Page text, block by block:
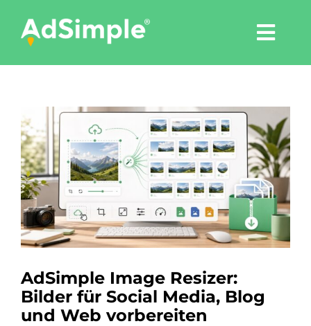
content
Tools
Pressemitteilungen
Shop
Blog
Zeige
grösseres
Bild
AdSimple Image Resizer:
Bilder für Social Media, Blog
und Web vorbereiten